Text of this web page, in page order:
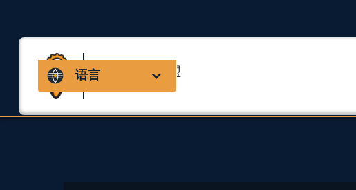
马萨诸塞州联盟
用于职业安全与健康
语言